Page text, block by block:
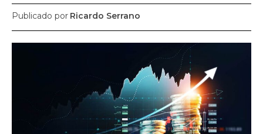
SUBSCRIBE
We have a curated list of the most noteworthy news from all
across the globe. With any subscription plan, you get access
exclusive articles that let you stay ahead of the curve.
Your Profile
Publicado por Ricardo Serrano